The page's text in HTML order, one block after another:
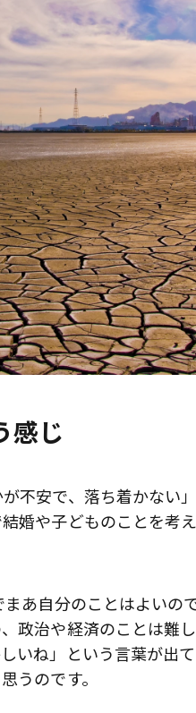
感じ
不安で、落ち着かない
婚や子どものことを考
あ自分のことはよいの
政治や経済のことは難
いね」という言葉が出
うのです。